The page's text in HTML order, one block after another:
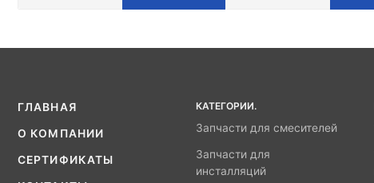
ГЛАВНАЯ
О КОМПАНИИ
СЕРТИФИКАТЫ
КАТЕГОРИИ.
Запчасти для смесителей
Запчасти для
инсталляций